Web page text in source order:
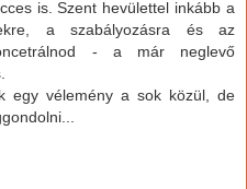
is. Szent hevülettel inkább a
a szabályozásra és az
- a már neglevő
egy vélemény a sok közül, de